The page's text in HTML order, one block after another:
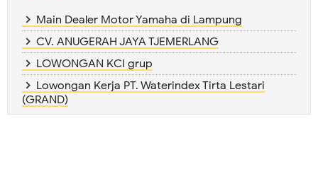
Main Dealer Motor Yamaha di Lampung
CV. ANUGERAH JAYA TJEMERLANG
LOWONGAN KCI grup
Lowongan Kerja PT. Waterindex Tirta Lestari
(GRAND)